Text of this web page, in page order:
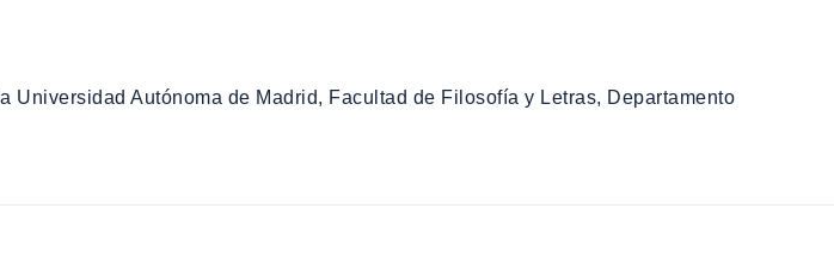
Autónoma de Madrid, Facultad de Filosofía y Letras, Departamento